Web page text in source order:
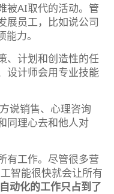
被AI取代的活动。管
展员工，比如说公司
力。
、计划和创造性的任
设计师会用专业技能
说销售、心理咨询
同理心去和他人对
有工作。尽管很多营
智能很快就会让所有
动化的工作只占到了